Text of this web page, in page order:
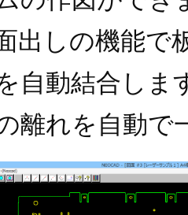
出しの機能で
自動結合しま
離れを自動で